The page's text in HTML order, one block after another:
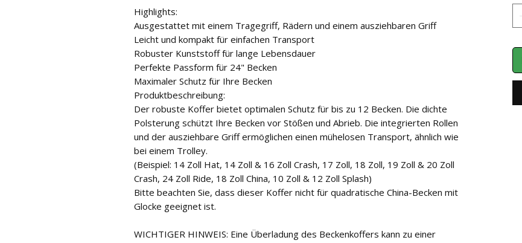
Highlights:
Ausgestattet mit einem Tragegriff, Rädern und einem ausziehbaren Griff
Leicht und kompakt für einfachen Transport
Robuster Kunststoff für lange Lebensdauer
Perfekte Passform für 24" Becken
Maximaler Schutz für Ihre Becken
Produktbeschreibung:
Der robuste Koffer bietet optimalen Schutz für bis zu 12 Becken. Die dichte
Polsterung schützt Ihre Becken vor Stößen und Abrieb. Die integrierten Rollen
und der ausziehbare Griff ermöglichen einen mühelosen Transport, ähnlich wie
bei einem Trolley.
(Beispiel: 14 Zoll Hat, 14 Zoll & 16 Zoll Crash, 17 Zoll, 18 Zoll, 19 Zoll & 20 Zoll
Crash, 24 Zoll Ride, 18 Zoll China, 10 Zoll & 12 Zoll Splash)
Bitte beachten Sie, dass dieser Koffer nicht für quadratische China-Becken mit
Glocke geeignet ist.
WICHTIGER HINWEIS: Eine Überladung des Beckenkoffers kann zu einer